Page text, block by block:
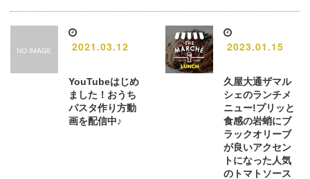
2021.03.12
YouTubeはじめ
ました！おうち
パスタ作り方動
画を配信中♪
2023.01.15
久屋大通ザマル
シェのランチメ
ニュー!プリッと
食感の岩蛸にブ
ラックオリーブ
が良いアクセン
トになった人気
のトマトソース